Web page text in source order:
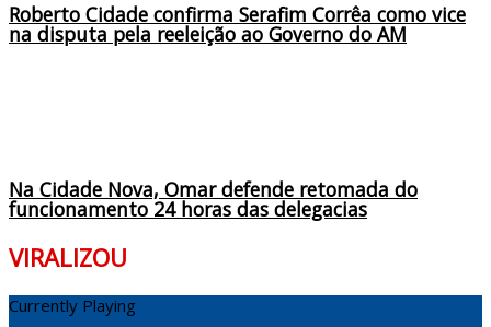
Roberto Cidade confirma Serafim Corrêa como vice
na disputa pela reeleição ao Governo do AM
Na Cidade Nova, Omar defende retomada do
funcionamento 24 horas das delegacias
VIRALIZOU
Currently Playing